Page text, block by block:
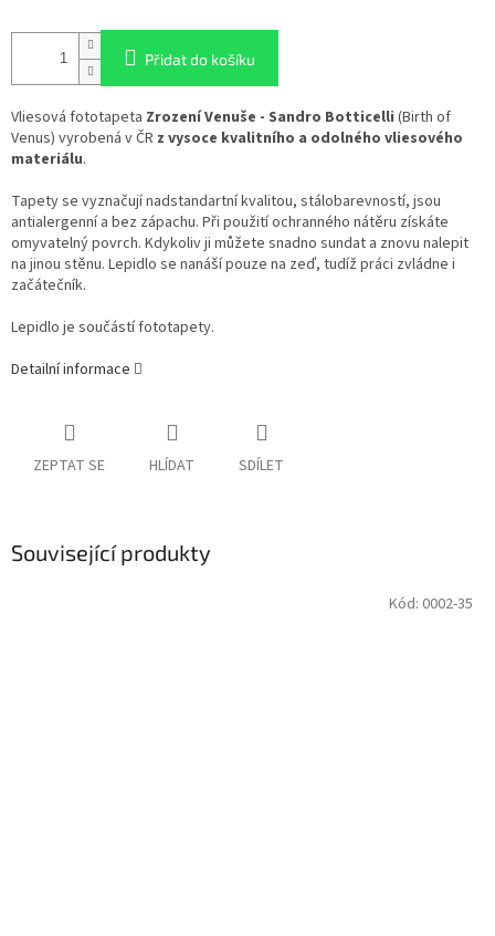
Přidat do košíku
Vliesová fototapeta Zrození Venuše - Sandro Botticelli (Birth of
Venus) vyrobená v ČR z vysoce kvalitního a odolného vliesového
materiálu.
Tapety se vyznačují nadstandartní kvalitou, stálobarevností, jsou
antialergenní a bez zápachu. Při použití ochranného nátěru získáte
omyvatelný povrch. Kdykoliv ji můžete snadno sundat a znovu nalepit
na jinou stěnu. Lepidlo se nanáší pouze na zeď, tudíž práci zvládne i
začátečník.
Lepidlo je součástí fototapety.
Detailní informace
ZEPTAT SE HLÍDAT SDÍLET
Související produkty
Kód: 0002-35